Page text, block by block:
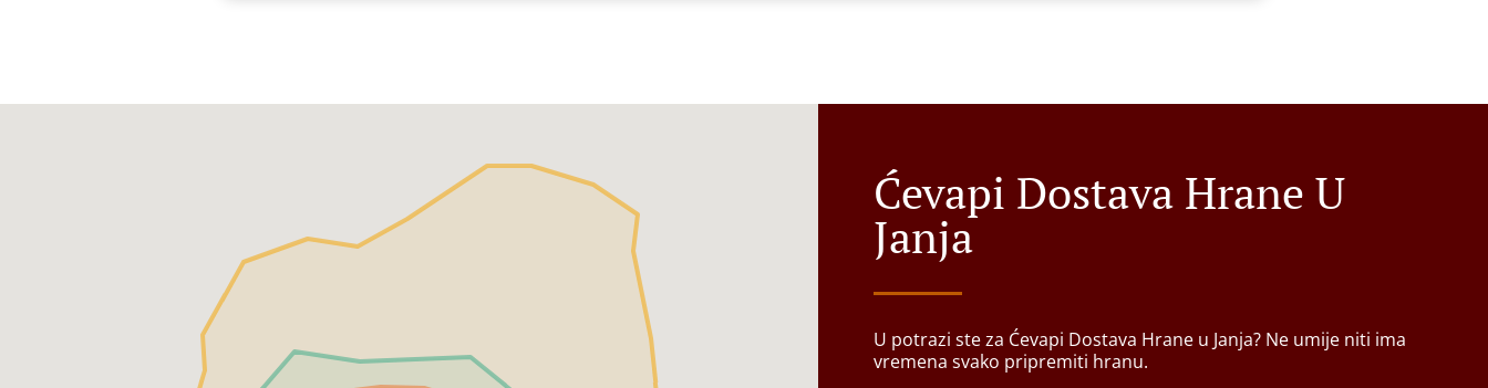
Ćevapi Dostava Hrane U
Janja
U potrazi ste za Ćevapi Dostava Hrane u Janja? Ne umije niti ima
vremena svako pripremiti hranu.